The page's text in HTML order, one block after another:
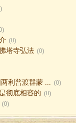
(0)
塔寺弘法 (0)
利普渡群蒙 ... (0)
彻底相容的 (0)
(0)